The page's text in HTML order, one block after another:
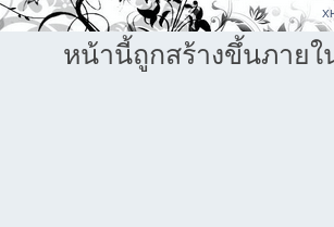
หน้านี้ถูกสร้างขึ้นภายใ